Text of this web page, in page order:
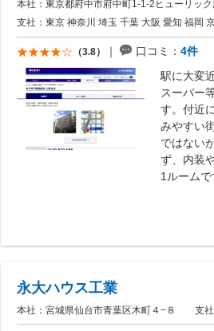
本社：東京都府中市府中町1-1-2ヒューリッ
支社：東京 神奈川 埼玉 千葉 大阪 愛知 福岡
（3.8） 口コミ： 4件
駅に大変
スーパー
す。付近
みやすい
ではない
ず、内装
1ルーム
永大ハウス工業
本社：宮城県仙台市青葉区木町４−８ 支